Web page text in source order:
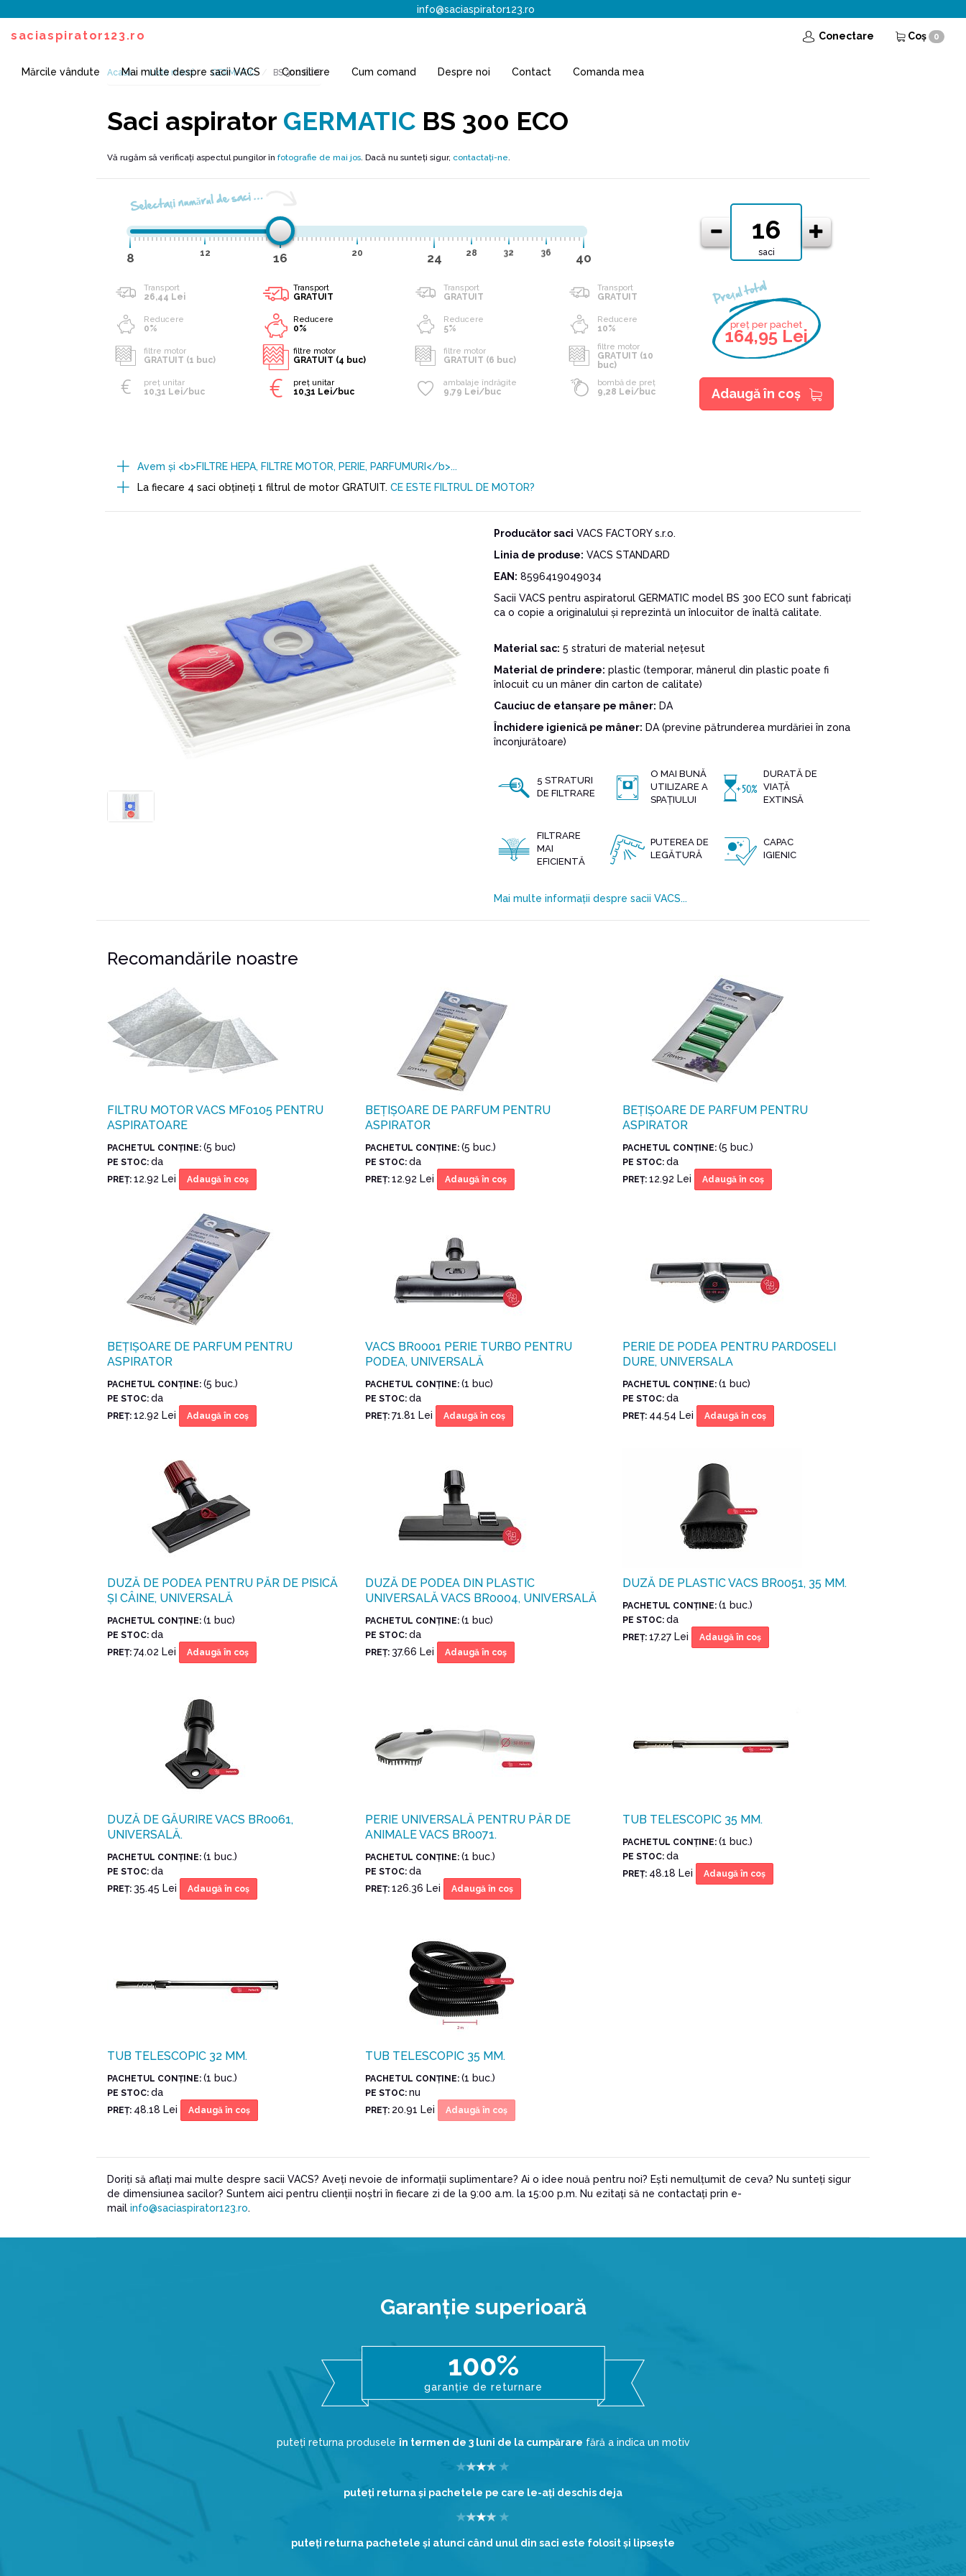
info@saciaspirator123.ro
saciaspirator123.ro Conectare Coş 0
Mărcile vândute Mai multe despre sacii VACS Consiliere Cum comand Despre noi Contact Comanda mea
Acasă Listă mărci GERMATIC BS 300 ECO
Saci aspirator GERMATIC BS 300 ECO
Vă rugăm să verificați aspectul pungilor înfotografie de mai jos. Dacă nu sunteți sigur, contactați-ne.
Selectaţi numărul de saci …
8 12 16 20 24 28 32 36 40
Transport
26,44 Lei
Reducere
0%
filtre motor
GRATUIT (1 buc)
preț unitar
10,31 Lei/buc
Transport
GRATUIT
Reducere
0%
filtre motor
GRATUIT (4 buc)
preț unitar
10,31 Lei/buc
Transport
GRATUIT
Reducere
5%
filtre motor
GRATUIT (6 buc)
ambalaje îndrăgite
9,79 Lei/buc
Transport
GRATUIT
Reducere
10%
filtre motor
GRATUIT (10
buc)
bombă de preț
9,28 Lei/buc
saci
Prețul total
preț per pachet
164,95 Lei
Adaugă în coş
Avem şi <b>FILTRE HEPA, FILTRE MOTOR, PERIE, PARFUMURI</b>...
La fiecare 4 saci obţineţi 1 filtrul de motor GRATUIT. CE ESTE FILTRUL DE MOTOR?
Producător saci VACS FACTORY s.r.o.
Linia de produse: VACS STANDARD
EAN: 8596419049034
Sacii VACS pentru aspiratorul GERMATIC model BS 300 ECO sunt fabricați
ca o copie a originalului și reprezintă un înlocuitor de înaltă calitate.
Material sac: 5 straturi de material nețesut
Material de prindere: plastic (temporar, mânerul din plastic poate fi
înlocuit cu un mâner din carton de calitate)
Cauciuc de etanșare pe mâner: DA
Închidere igienică pe mâner: DA (previne pătrunderea murdăriei în zona
înconjurătoare)
5 STRATURI
DE FILTRARE
O MAI BUNĂ
UTILIZARE A
SPAȚIULUI
DURATĂ DE
VIAȚĂ
EXTINSĂ
FILTRARE
MAI
EFICIENTĂ
PUTEREA DE
LEGĂTURĂ
CAPAC
IGIENIC
Mai multe informații despre sacii VACS...
Recomandările noastre
FILTRU MOTOR VACS MF0105 PENTRU
ASPIRATOARE
PACHETUL CONŢINE:(5 buc)
PE STOC:da
PREŢ:12.92 Lei Adaugă în coş
BEȚIȘOARE DE PARFUM PENTRU
ASPIRATOR
PACHETUL CONŢINE: (5 buc.)
PE STOC: da
PREŢ: 12.92 Lei Adaugă în coş
BEȚIȘOARE DE PARFUM PENTRU
ASPIRATOR
PACHETUL CONŢINE:(5 buc.)
PE STOC:da
PREŢ:12.92 Lei Adaugă în coş
BEȚIȘOARE DE PARFUM PENTRU
ASPIRATOR
PACHETUL CONŢINE:(5 buc.)
PE STOC:da
PREŢ:12.92 Lei Adaugă în coş
VACS BR0001 PERIE TURBO PENTRU
PODEA, UNIVERSALĂ
PACHETUL CONŢINE: (1 buc)
PE STOC: da
PREŢ: 71.81 Lei Adaugă în coş
PERIE DE PODEA PENTRU PARDOSELI
DURE, UNIVERSALA
PACHETUL CONŢINE:(1 buc)
PE STOC:da
PREŢ: 44.54 Lei Adaugă în coş
DUZĂ DE PODEA PENTRU PĂR DE PISICĂ
ȘI CÂINE, UNIVERSALĂ
PACHETUL CONŢINE:(1 buc)
PE STOC:da
PREŢ:74.02 Lei Adaugă în coş
DUZĂ DE PODEA DIN PLASTIC
UNIVERSALĂ VACS BR0004, UNIVERSALĂ
PACHETUL CONŢINE: (1 buc)
PE STOC: da
PREŢ: 37.66 Lei Adaugă în coş
DUZĂ DE PLASTIC VACS BR0051, 35 MM.
PACHETUL CONŢINE:(1 buc.)
PE STOC:da
PREŢ:17.27 Lei Adaugă în coş
DUZĂ DE GĂURIRE VACS BR0061,
UNIVERSALĂ.
PACHETUL CONŢINE:(1 buc.)
PE STOC:da
PREŢ: 35.45 Lei Adaugă în coş
PERIE UNIVERSALĂ PENTRU PĂR DE
ANIMALE VACS BR0071.
PACHETUL CONŢINE: (1 buc.)
PE STOC: da
PREŢ: 126.36 Lei Adaugă în coş
TUB TELESCOPIC 35 MM.
PACHETUL CONŢINE:(1 buc.)
PE STOC:da
PREŢ: 48.18 Lei Adaugă în coş
TUB TELESCOPIC 32 MM.
PACHETUL CONŢINE:(1 buc.)
PE STOC:da
PREŢ: 48.18 Lei Adaugă în coş
TUB TELESCOPIC 35 MM.
PACHETUL CONŢINE: (1 buc.)
PE STOC: nu
PREŢ: 20.91 Lei Adaugă în coş
Doriți să aflați mai multe despre sacii VACS? Aveți nevoie de informații suplimentare? Ai o idee nouă pentru noi? Ești nemulțumit de ceva? Nu sunteți sigur
de dimensiunea sacilor? Suntem aici pentru clienții noștri în fiecare zi de la 9:00 a.m. la 15:00 p.m. Nu ezitați să ne contactați prin e-
mailinfo@saciaspirator123.ro.
Garanţie superioară
100%
garanție de returnare
puteți returna produsele în termen de 3 luni de la cumpărare fără a indica un motiv
puteţi returna şi pachetele pe care le-aţi deschis deja
puteţi returna pachetele şi atunci când unul din saci este folosit şi lipseşte